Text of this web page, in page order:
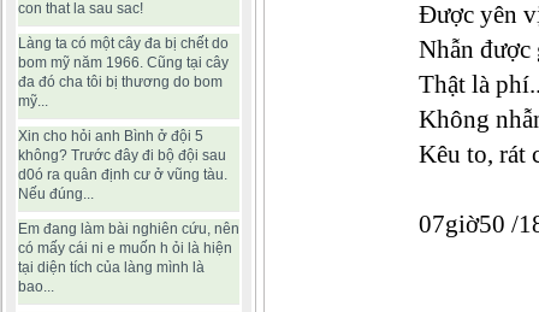
con that la sau sac!
Làng ta có một cây đa bị chết do
bom mỹ năm 1966. Cũng tại cây
đa đó cha tôi bị thương do bom
mỹ...
Xin cho hỏi anh Bình ở đội 5
không? Trước đây đi bộ đội sau
d0ó ra quân định cư ở vũng tàu.
Nếu đúng...
Em đang làm bài nghiên cứu, nên
có mấy cái ni e muốn h ỏi là hiện
tại diện tích của làng mình là
bao...
Được yên
Nhẫn được
Thật là
Không
Kêu to, rát
07giờ50 /